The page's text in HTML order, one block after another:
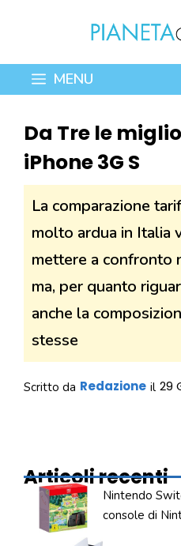
contenuto
MENU
Da Tre le
iPhone 3G S
La comparazione
molto ardua in Italia
mettere a confronto
ma, per quanto
anche la
stesse
Scritto da Redazione il 29
Articoli recenti
Nintendo
console di